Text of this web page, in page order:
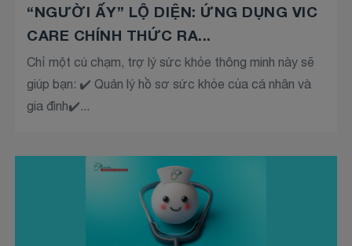
“NGƯỜI ẤY” LỘ DIỆN: ỨNG DỤNG VIC
CARE CHÍNH THỨC RA...
Chỉ một cú chạm, trợ lý sức khỏe thông minh này sẽ
giúp bạn: ✔️ Quản lý hồ sơ sức khỏe của cá nhân và
gia đình✔️...